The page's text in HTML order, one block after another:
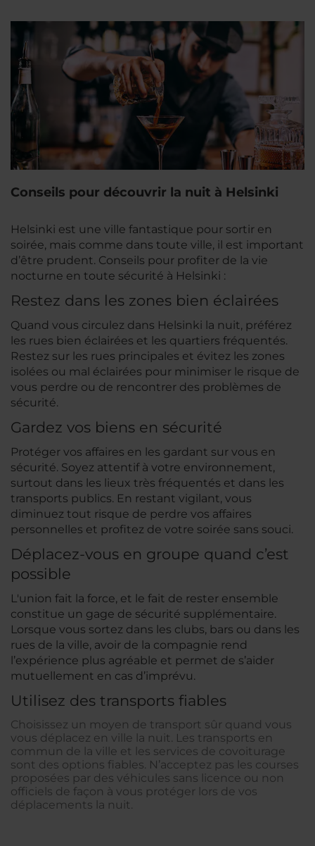
Conseils pour découvrir la nuit à Helsinki
Helsinki est une ville fantastique pour sortir en
soirée, mais comme dans toute ville, il est important
d’être prudent. Conseils pour profiter de la vie
nocturne en toute sécurité à Helsinki :
Restez dans les zones bien éclairées
Quand vous circulez dans Helsinki la nuit, préférez
les rues bien éclairées et les quartiers fréquentés.
Restez sur les rues principales et évitez les zones
isolées ou mal éclairées pour minimiser le risque de
vous perdre ou de rencontrer des problèmes de
sécurité.
Gardez vos biens en sécurité
Protéger vos affaires en les gardant sur vous en
sécurité. Soyez attentif à votre environnement,
surtout dans les lieux très fréquentés et dans les
transports publics. En restant vigilant, vous
diminuez tout risque de perdre vos affaires
personnelles et profitez de votre soirée sans souci.
Déplacez-vous en groupe quand c’est
possible
L'union fait la force, et le fait de rester ensemble
constitue un gage de sécurité supplémentaire.
Lorsque vous sortez dans les clubs, bars ou dans les
rues de la ville, avoir de la compagnie rend
l’expérience plus agréable et permet de s’aider
mutuellement en cas d’imprévu.
Utilisez des transports fiables
Choisissez un moyen de transport sûr quand vous
vous déplacez en ville la nuit. Les transports en
commun de la ville et les services de covoiturage
sont des options fiables. N’acceptez pas les courses
proposées par des véhicules sans licence ou non
officiels de façon à vous protéger lors de vos
déplacements la nuit.